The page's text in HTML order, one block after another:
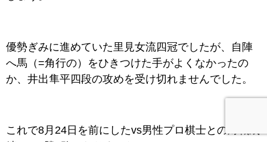
優勢ぎみに進めていた里見女流四冠でしたが、自陣
へ馬（=角行の）をひきつけた手がよくなかったの
か、井出隼平四段の攻めを受け切れませんでした。
これで8月24日を前にしたvs男性プロ棋士との対戦成